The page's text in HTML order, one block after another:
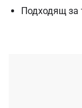
Подходящ за